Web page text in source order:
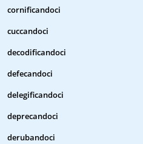
cornificandoci
cuccandoci
decodificandoci
defecandoci
delegificandoci
deprecandoci
derubandoci